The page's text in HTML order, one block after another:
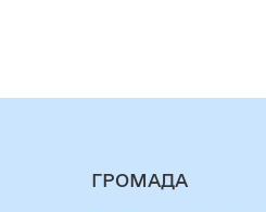
ГРОМАДА